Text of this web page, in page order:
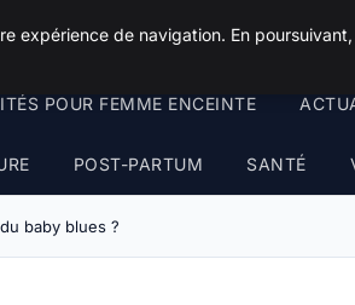
POUR FEMME ENCEINTE
POST-PARTUM SANTÉ
baby blues ?
expérience de navigation. En